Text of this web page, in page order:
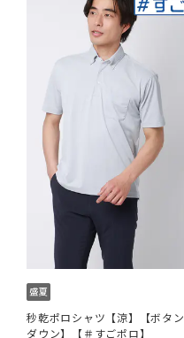
秒乾ポロシャツ【涼】【ボタン
ダウン】【＃すごポロ】